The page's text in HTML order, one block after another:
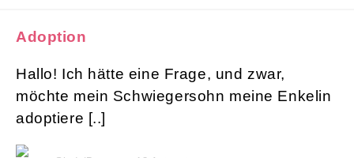
Adoption
Hallo! Ich hätte eine Frage, und zwar,
möchte mein Schwiegersohn meine Enkelin
adoptiere [..]